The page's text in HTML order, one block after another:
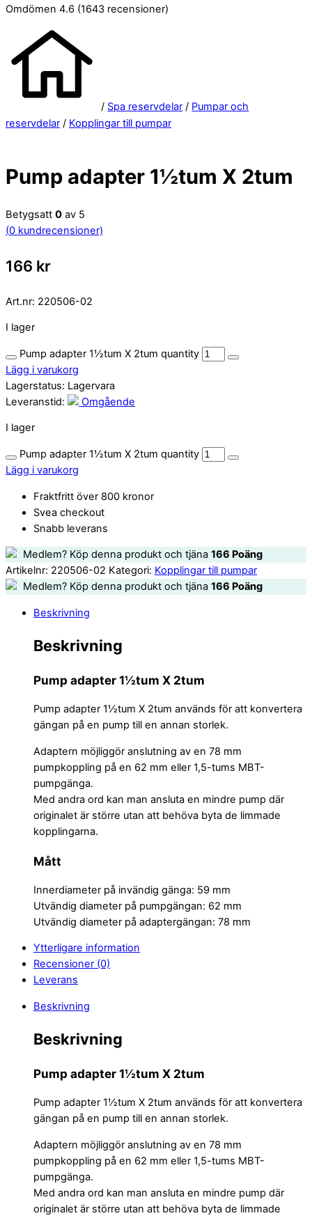
Omdömen 4.6 (1643 recensioner)
/ Spa reservdelar / Pumpar och
reservdelar / Kopplingar till pumpar
Pump adapter 1½tum X 2tum
Betygsatt 0 av 5
(0 kundrecensioner)
166 kr
Art.nr: 220506-02
I lager
Pump adapter 1½tum X 2tum quantity
Lägg i varukorg
Lagerstatus: Lagervara
Leveranstid:
Omgående
I lager
Pump adapter 1½tum X 2tum quantity
Lägg i varukorg
Fraktfritt över 800 kronor
Svea checkout
Snabb leverans
Medlem? Köp denna produkt och tjäna 166 Poäng
Artikelnr: 220506-02 Kategori: Kopplingar till pumpar
Medlem? Köp denna produkt och tjäna 166 Poäng
Beskrivning
Beskrivning
Pump adapter 1½tum X 2tum
Pump adapter 1½tum X 2tum används för att konvertera
gängan på en pump till en annan storlek.
Adaptern möjliggör anslutning av en 78 mm
pumpkoppling på en 62 mm eller 1,5-tums MBT-
pumpgänga.
Med andra ord kan man ansluta en mindre pump där
originalet är större utan att behöva byta de limmade
kopplingarna.
Mått
Innerdiameter på invändig gänga: 59 mm
Utvändig diameter på pumpgängan: 62 mm
Utvändig diameter på adaptergängan: 78 mm
Ytterligare information
Recensioner (0)
Leverans
Beskrivning
Beskrivning
Pump adapter 1½tum X 2tum
Pump adapter 1½tum X 2tum används för att konvertera
gängan på en pump till en annan storlek.
Adaptern möjliggör anslutning av en 78 mm
pumpkoppling på en 62 mm eller 1,5-tums MBT-
pumpgänga.
Med andra ord kan man ansluta en mindre pump där
originalet är större utan att behöva byta de limmade